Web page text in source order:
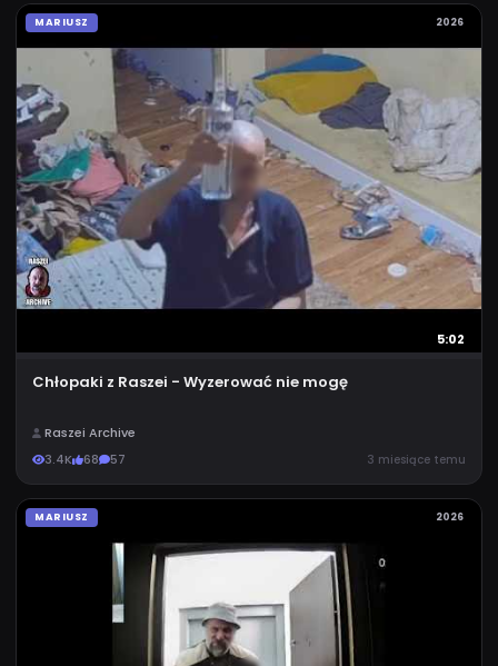
5:02
MARIUSZ 2026
Chłopaki z Raszei - Wyzerować nie mogę
Raszei Archive
3.4K
68 57 3 miesiące temu
MARIUSZ 2026